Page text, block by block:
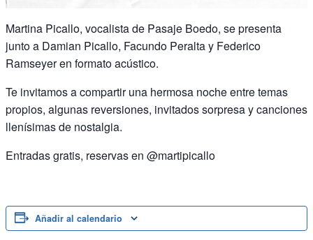
Martina Picallo, vocalista de Pasaje Boedo, se presenta
junto a Damian Picallo, Facundo Peralta y Federico
Ramseyer en formato acústico.
Te invitamos a compartir una hermosa noche entre temas
propios, algunas reversiones, invitados sorpresa y canciones
llenísimas de nostalgia.
Entradas gratis, reservas en @martipicallo
Añadir al calendario